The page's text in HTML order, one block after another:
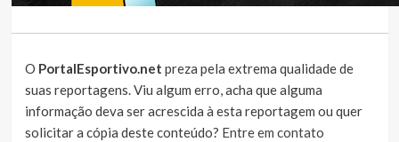
O PortalEsportivo.net preza pela extrema qualidade de
suas reportagens. Viu algum erro, acha que alguma
informação deva ser acrescida à esta reportagem ou quer
solicitar a cópia deste conteúdo? Entre em contato